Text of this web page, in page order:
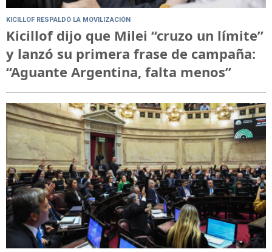
KICILLOF RESPALDÓ LA MOVILIZACIÓN
Kicillof dijo que Milei “cruzo un límite”
y lanzó su primera frase de campaña:
“Aguante Argentina, falta menos”